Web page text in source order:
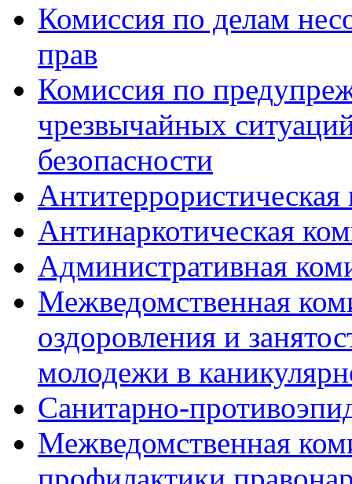
Комиссия по делам
прав
Комиссия по
чрезвычайных
безопасности
Антитеррористическая
Антинаркотическая
Административная
Межведомственная
оздоровления и
молодежи в
Санитарно-
Межведомственная